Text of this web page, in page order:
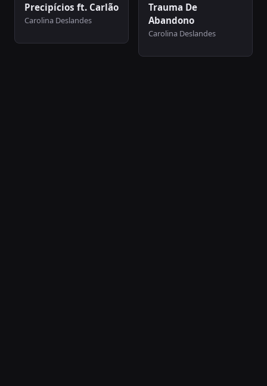
Precipícios ft. Carlão
Carolina Deslandes
Trauma De
Abandono
Carolina Deslandes